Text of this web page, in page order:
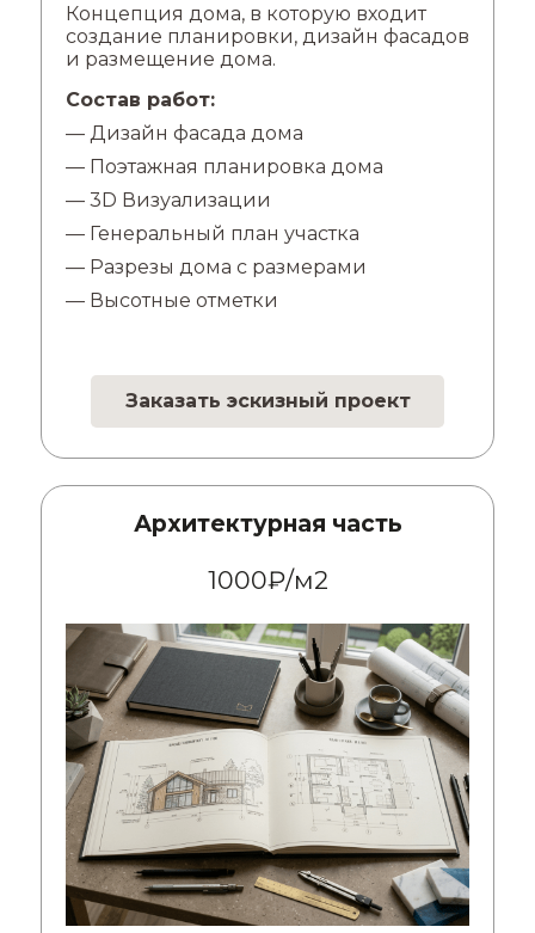
Концепция дома, в которую входит
создание планировки, дизайн фасадов
и размещение дома.
Состав работ:
— Дизайн фасада дома
— Поэтажная планировка дома
— 3D Визуализации
— Генеральный план участка
— Разрезы дома с размерами
— Высотные отметки
Заказать эскизный проект
Архитектурная часть
1000₽/м2